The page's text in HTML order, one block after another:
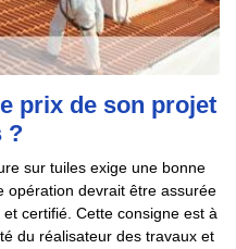
prix de son projet
?
sur tuiles exige une bonne
opération devrait être assurée
certifié. Cette consigne est à
du réalisateur des travaux et